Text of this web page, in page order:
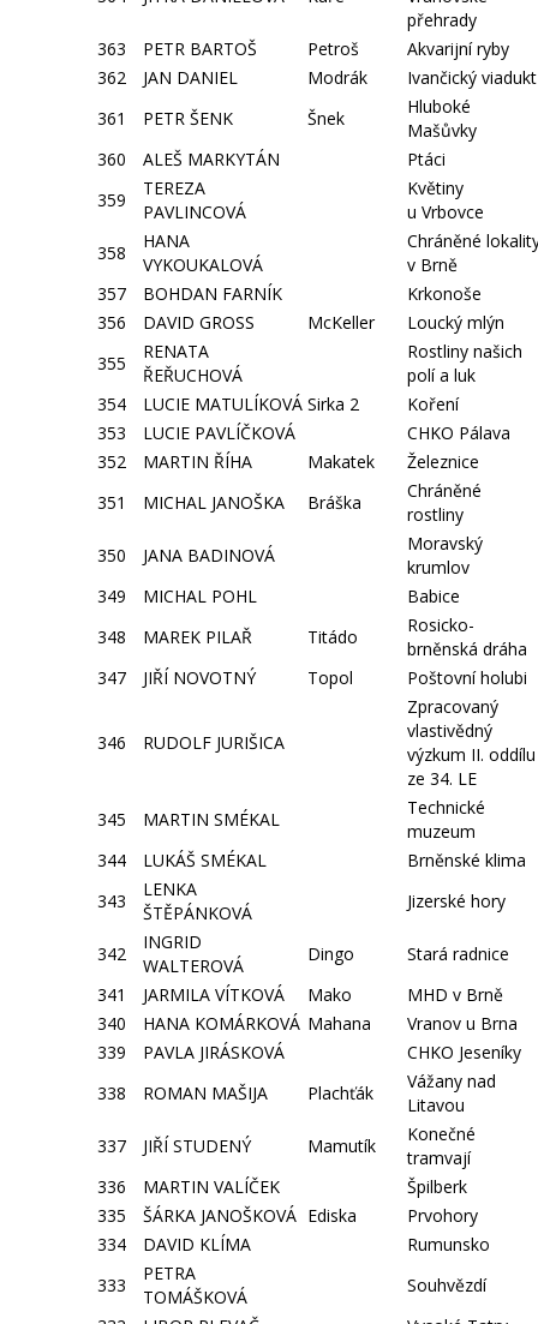
přehrady
363
PETR BARTOŠ Petroš
Akvarijní ryby
362
JAN DANIEL Modrák
Ivančický viadukt
361
PETR ŠENK Šnek
Hluboké
Mašůvky
360
ALEŠ MARKYTÁN
Ptáci
359
TEREZA
PAVLINCOVÁ
Květiny
u Vrbovce
358
HANA
VYKOUKALOVÁ
Chráněné
v Brně
357
BOHDAN FARNÍK
Krkonoše
356
DAVID GROSS McKeller
Loucký mlýn
355
RENATA
ŘEŘUCHOVÁ
Rostliny našich
polí a luk
354
LUCIE MATULÍKOVÁ Sirka 2
Koření
353
LUCIE PAVLÍČKOVÁ
CHKO Pálava
352
MARTIN ŘÍHA Makatek
Železnice
351
MICHAL JANOŠKA Bráška
Chráněné
rostliny
350
JANA BADINOVÁ
Moravský
krumlov
349
MICHAL POHL
Babice
348
MAREK PILAŘ Titádo
Rosicko-
brněnská dráha
347
JIŘÍ NOVOTNÝ Topol Poštovní holubi
346 RUDOLF JURIŠICA
Zpracovaný
vlastivědný
výzkum II. oddílu
ze 34. LE
345
MARTIN SMÉKAL
Technické
muzeum
344
LUKÁŠ SMÉKAL
Brněnské klima
343
LENKA
ŠTĚPÁNKOVÁ
Jizerské hory
342
INGRID
WALTEROVÁ
Dingo
Stará radnice
341
JARMILA VÍTKOVÁ Mako
MHD v Brně
340
HANA KOMÁRKOVÁ Mahana
Vranov u Brna
339
PAVLA JIRÁSKOVÁ
CHKO Jeseníky
338
ROMAN MAŠIJA Plachťák
Vážany nad
Litavou
337
JIŘÍ STUDENÝ Mamutík
Konečné
tramvají
336
MARTIN VALÍČEK
Špilberk
335
ŠÁRKA JANOŠKOVÁ Ediska
Prvohory
334
DAVID KLÍMA
Rumunsko
333
PETRA
TOMÁŠKOVÁ
Souhvězdí